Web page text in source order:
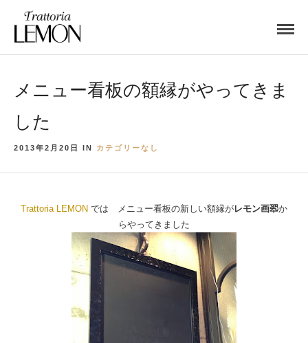
メニュー看板の額縁がやってきま
した
2013年2月20日 IN カテゴリーなし
Trattoria LEMON では メニュー看板の新しい額縁がレモン画翆か
らやってきました